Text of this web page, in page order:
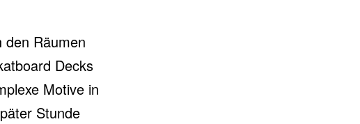
den Räumen
Decks
Motive in
Stunde